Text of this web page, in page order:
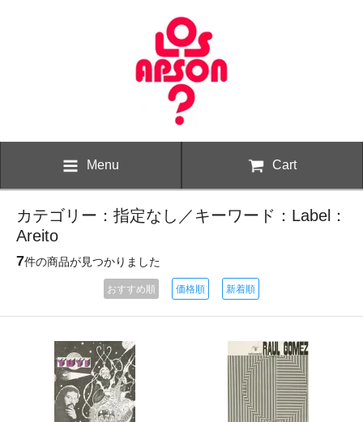
Menu Cart
カテゴリー：指定なし／キーワード：Label：
Areito
7件の商品が見つかりました
おすすめ順 価格順 新着順